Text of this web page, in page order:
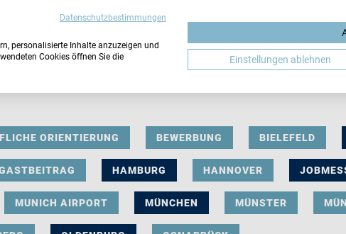
ORIENTIERUNG BEWERBUNG BIELEFELD
HAMBURG HANNOVER
MUNICH AIRPORT MÜNCHEN MÜNSTER
Datenschutzbestimmungen
personalisierte Inhalte anzuzeigen und
Cookies öffnen Sie die
Einstellungen ablehnen